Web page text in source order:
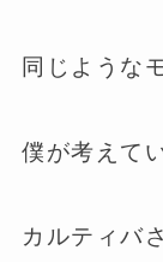
同じような
僕が考えて
カルティバ